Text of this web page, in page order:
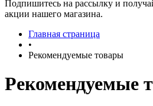
Подпишитесь на рассылку и
акции нашего магазина.
Главная страница
•
Рекомендуемые товары
Рекомендуемые